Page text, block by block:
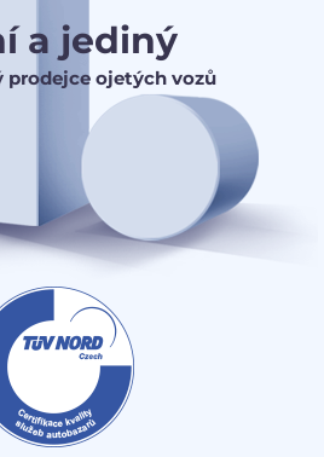
a jediný
ojetých vozů